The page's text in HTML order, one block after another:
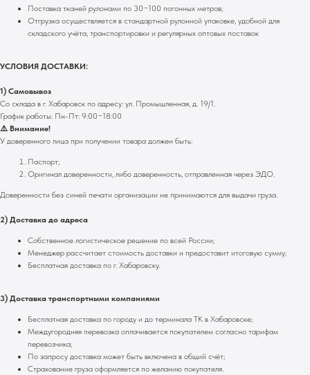
Поставка тканей рулонами по 30−100 погонных метров;
Отгрузка осуществляется в стандартной рулонной упаковке, удобной для
складского учёта, транспортировки и регулярных оптовых поставок
УСЛОВИЯ ДОСТАВКИ:
1) Самовывоз
Со склада в г. Хабаровск по адресу: ул. Промышленная, д. 19/1.
График работы: Пн-Пт: 9:00−18:00
⚠️ Внимание!
У доверенного лица при получении товара должен быть:
Паспорт;
Оригинал доверенности, либо доверенность, отправленная через ЭДО.
Доверенности без синей печати организации не принимаются для выдачи груза.
2) Доставка до адреса
Собственное логистическое решение по всей России;
Менеджер рассчитает стоимость доставки и предоставит итоговую сумму;
Бесплатная доставка по г. Хабаровску.
3) Доставка транспортными компаниями
Бесплатная доставка по городу и до терминала ТК в Хабаровске;
Междугородняя перевозка оплачивается покупателем согласно тарифам
перевозчика;
По запросу доставка может быть включена в общий счёт;
Страхование груза оформляется по желанию покупателя.